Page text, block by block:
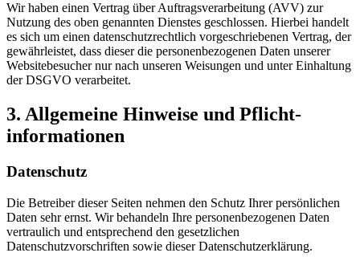
Wir haben einen Vertrag über Auftragsverarbeitung (AVV) zur
Nutzung des oben genannten Dienstes geschlossen. Hierbei handelt
es sich um einen datenschutzrechtlich vorgeschriebenen Vertrag, der
gewährleistet, dass dieser die personenbezogenen Daten unserer
Websitebesucher nur nach unseren Weisungen und unter Einhaltung
der DSGVO verarbeitet.
3. Allgemeine Hinweise und Pflicht­
informationen
Datenschutz
Die Betreiber dieser Seiten nehmen den Schutz Ihrer persönlichen
Daten sehr ernst. Wir behandeln Ihre personenbezogenen Daten
vertraulich und entsprechend den gesetzlichen
Datenschutzvorschriften sowie dieser Datenschutzerklärung.